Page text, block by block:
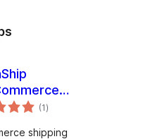
&
(1個
の
価
)
shipping